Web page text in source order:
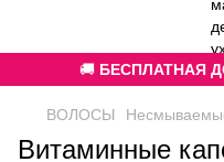
🚚 БЕСПЛАТНАЯ
ВОЛОСЫ
Витаминные